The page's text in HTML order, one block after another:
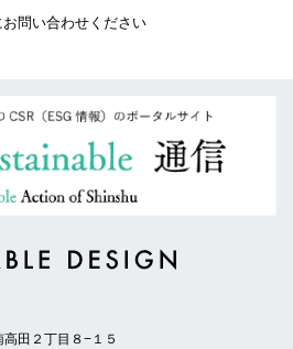
お問い合わせください
田２丁目８−１５